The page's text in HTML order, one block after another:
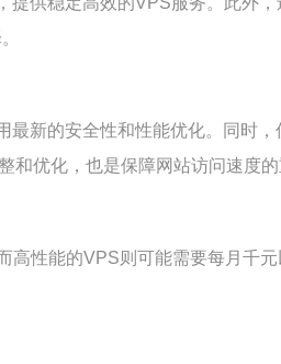
新的安全性和性能优化。同时
优化，也是保障网站访问速度的
性能的VPS则可能需要每月千